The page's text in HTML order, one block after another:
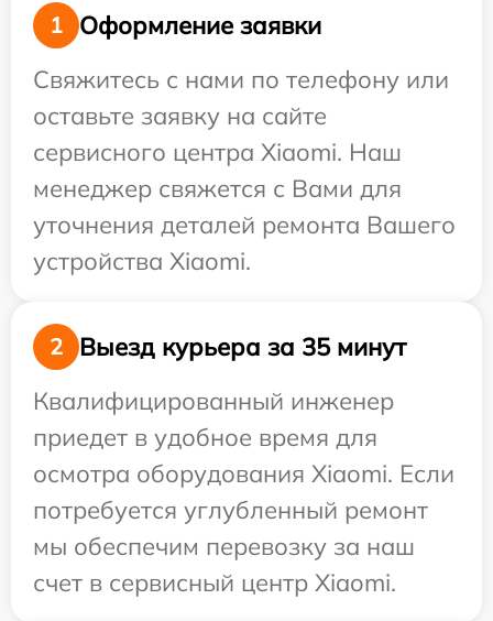
1
Оформление заявки
Свяжитесь с нами по телефону или
оставьте заявку на сайте
сервисного центра Xiaomi. Наш
менеджер свяжется с Вами для
уточнения деталей ремонта Вашего
устройства Xiaomi.
2
Выезд курьера за 35 минут
Квалифицированный инженер
приедет в удобное время для
осмотра оборудования Xiaomi. Если
потребуется углубленный ремонт
мы обеспечим перевозку за наш
счет в сервисный центр Xiaomi.